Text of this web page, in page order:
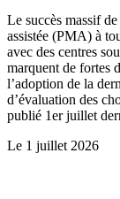
Le succès massif
assistée (PMA) à
avec des centres
marquent de fortes
l’adoption de la
d’évaluation des
publié 1er juillet
Le 1 juillet 2026